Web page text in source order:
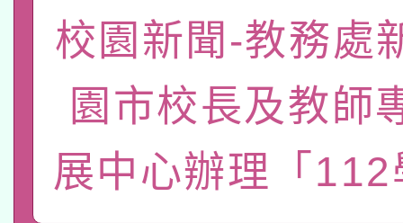
「數位內容與教學軟體
pilot」
有關大陸委員會函釋公
薪期間赴陸應申請許可
轉知經濟部水利署委託
業技術研究院辦理「
115年8月22日(星期六
2026年桃園地景藝術
校園新聞-教務處
園市校長及教師
展中心辦理「